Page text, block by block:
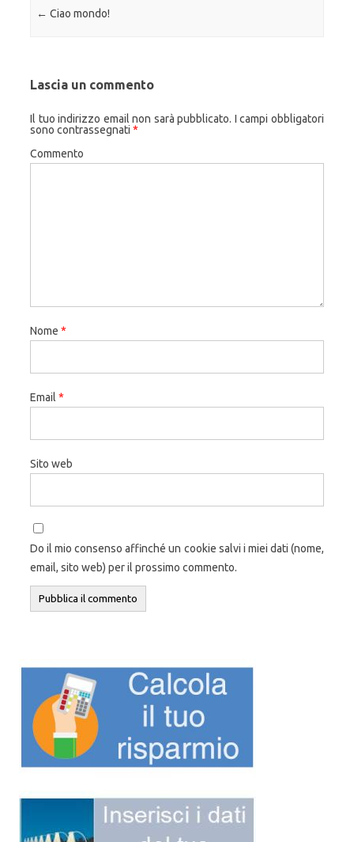
Navigazione articolo
← Ciao mondo!
Lascia un commento
Il tuo indirizzo email non sarà pubblicato. I campi obbligatori
sono contrassegnati *
Commento
Nome *
Email *
Sito web
Do il mio consenso affinché un cookie salvi i miei dati (nome,
email, sito web) per il prossimo commento.